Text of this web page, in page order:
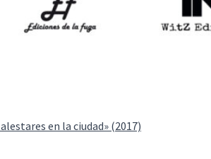
en la ciudad» (2017)